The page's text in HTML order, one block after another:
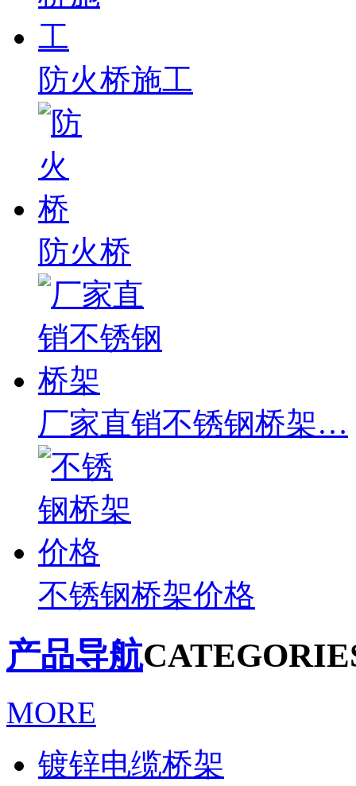
防火桥施工
防火桥
厂家直销不锈钢桥架…
不锈钢桥架价格
产品导航
MORE
镀锌电缆桥架